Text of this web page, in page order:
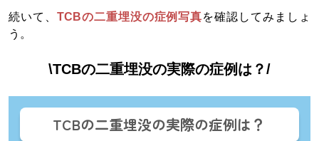
続いて、 TCBの二重埋没の症例写真を確認してみましょ
う。
\TCBの二重埋没の実際の症例は？/
TCBの二重埋没の実際の症例は？